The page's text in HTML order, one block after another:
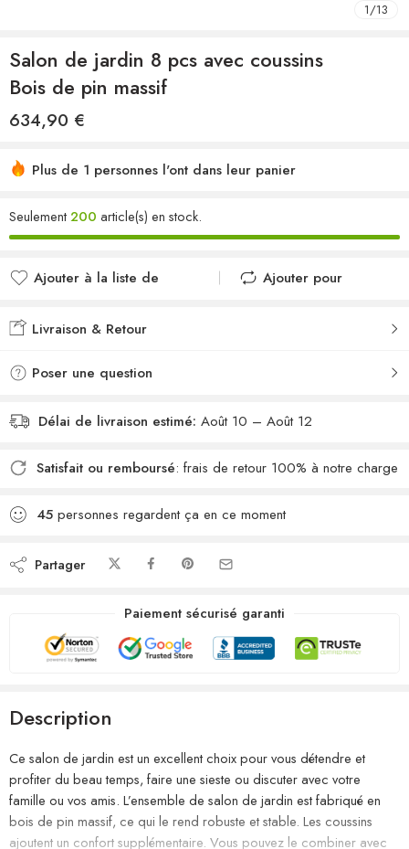
1/13
Salon de jardin 8 pcs avec coussins
Bois de pin massif
634,90 €
Plus de 1 personnes l'ont dans leur panier
Seulement200 article(s) en stock.
Ajouter à la liste de
Ajouté à la liste de
Ajouter pour
Livraison & Retour
Poser une question
Délai de livraison estimé: Août 10 – Août 12
Satisfait ou remboursé: frais de retour 100% à notre charge
45 personnes regardent ça en ce moment
Partager
Paiement sécurisé garanti
Description
Ce salon de jardin est un excellent choix pour vous détendre et
profiter du beau temps, faire une sieste ou discuter avec votre
famille ou vos amis. L’ensemble de salon de jardin est fabriqué en
bois de pin massif, ce qui le rend robuste et stable. Les coussins
ajoutent un confort supplémentaire. Vous pouvez le combiner avec